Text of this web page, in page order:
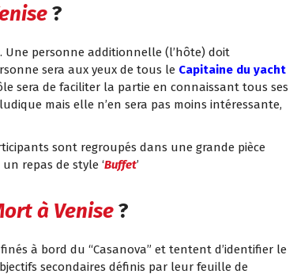
?
Une personne additionnelle (l’hôte) doit
sera aux yeux de tous le Capitaine du yacht
sera de faciliter la partie en connaissant tous ses
mais elle n’en sera pas moins intéressante,
sont regroupés dans une grande pièce
repas de style ‘Buffet’
à Venise?
à bord du “Casanova” et tentent d’identifier le
secondaires définis par leur feuille de